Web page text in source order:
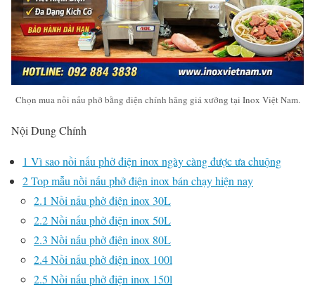
Chọn mua nồi nấu phở bằng điện chính hãng giá xưởng tại Inox Việt Nam.
Nội Dung Chính
1 Vì sao nồi nấu phở điện inox ngày càng được ưa chuộng
2Top mẫu nồi nấu phở điện inox bán chạy hiện nay
2.1 Nồi nấu phở điện inox 30L
2.2Nồi nấu phở điện inox 50L
2.3 Nồi nấu phở điện inox 80L
2.4Nồi nấu phở điện inox 100l
2.5 Nồi nấu phở điện inox 150l